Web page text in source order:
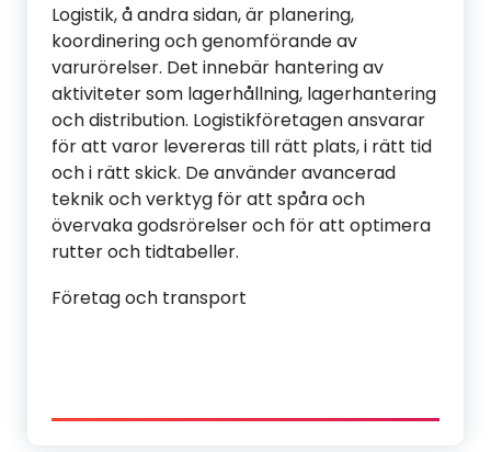
Logistik, å andra sidan, är planering,
koordinering och genomförande av
varurörelser. Det innebär hantering av
aktiviteter som lagerhållning, lagerhantering
och distribution. Logistikföretagen ansvarar
för att varor levereras till rätt plats, i rätt tid
och i rätt skick. De använder avancerad
teknik och verktyg för att spåra och
övervaka godsrörelser och för att optimera
rutter och tidtabeller.
Företag och transport